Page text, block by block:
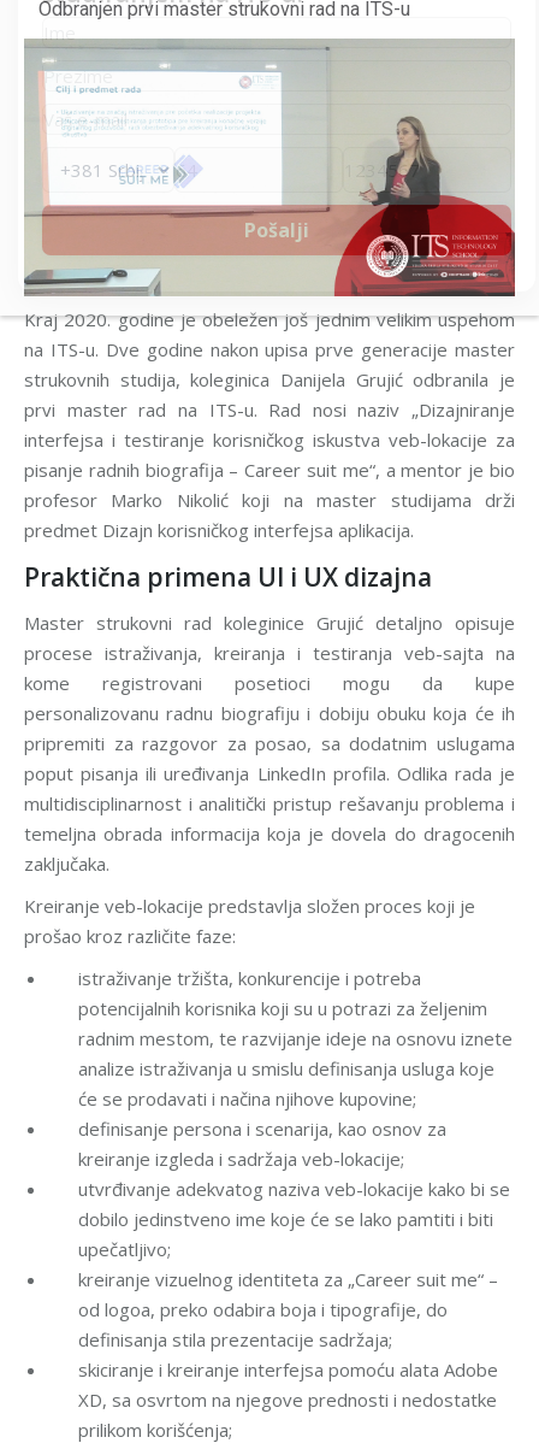
Odbranjen prvi master strukovni rad na ITS-u
Kraj 2020. godine je obeležen još jednim velikim uspehom
na ITS-u. Dve godine nakon upisa prve generacije master
strukovnih studija, koleginica Danijela Grujić odbranila je
prvi master rad na ITS-u. Rad nosi naziv „Dizajniranje
interfejsa i testiranje korisničkog iskustva veb-lokacije za
pisanje radnih biografija – Career suit me“, a mentor je bio
profesor Marko Nikolić koji na master studijama drži
predmet Dizajn korisničkog interfejsa aplikacija.
Praktična primena UI i UX dizajna
Master strukovni rad koleginice Grujić detaljno opisuje
procese istraživanja, kreiranja i testiranja veb-sajta na
kome registrovani posetioci mogu da kupe
personalizovanu radnu biografiju i dobiju obuku koja će ih
pripremiti za razgovor za posao, sa dodatnim uslugama
poput pisanja ili uređivanja LinkedIn profila. Odlika rada je
multidisciplinarnost i analitički pristup rešavanju problema i
temeljna obrada informacija koja je dovela do dragocenih
zaključaka.
Kreiranje veb-lokacije predstavlja složen proces koji je
prošao kroz različite faze:
istraživanje tržišta, konkurencije i potreba
potencijalnih korisnika koji su u potrazi za željenim
radnim mestom, te razvijanje ideje na osnovu iznete
analize istraživanja u smislu definisanja usluga koje
će se prodavati i načina njihove kupovine;
definisanje persona i scenarija, kao osnov za
kreiranje izgleda i sadržaja veb-lokacije;
utvrđivanje adekvatog naziva veb-lokacije kako bi se
dobilo jedinstveno ime koje će se lako pamtiti i biti
upečatljivo;
kreiranje vizuelnog identiteta za „Career suit me“ –
od logoa, preko odabira boja i tipografije, do
definisanja stila prezentacije sadržaja;
skiciranje i kreiranje interfejsa pomoću alata Adobe
XD, sa osvrtom na njegove prednosti i nedostatke
prilikom korišćenja;